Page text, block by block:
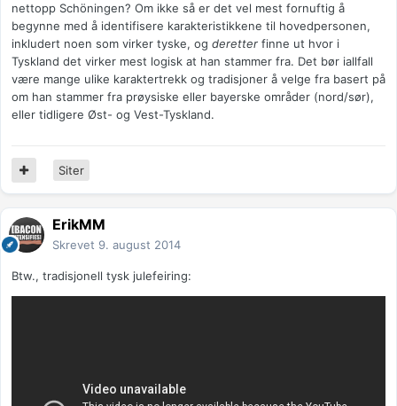
nettopp Schöningen? Om ikke så er det vel mest fornuftig å
begynne med å identifisere karakteristikkene til hovedpersonen,
inkludert noen som virker tyske, og deretter finne ut hvor i
Tyskland det virker mest logisk at han stammer fra. Det bør iallfall
være mange ulike karaktertrekk og tradisjoner å velge fra basert på
om han stammer fra prøysiske eller bayerske områder (nord/sør),
eller tidligere Øst- og Vest-Tyskland.
Siter
ErikMM
Skrevet 9. august 2014
Btw., tradisjonell tysk julefeiring: